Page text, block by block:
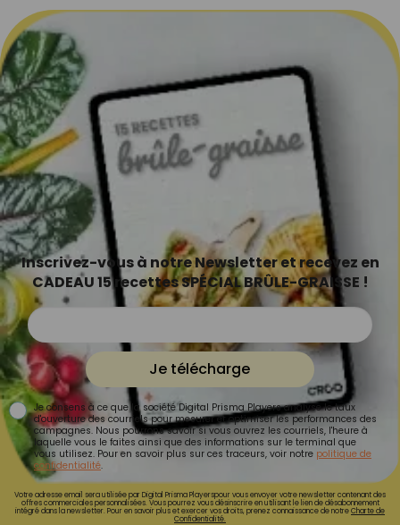
Inscrivez-vous à notre Newsletter et recevez en
CADEAU 15 recettes SPÉCIAL BRÛLE-GRAISSE !
Je télécharge
Je consens à ce que la société Digital Prisma Players analyse le taux
d'ouverture des courriels pour mesurer et optimiser les performances des
campagnes. Nous pourrons savoir si vous ouvrez les courriels, l'heure à
laquelle vous le faites ainsi que des informations sur le terminal que
vous utilisez. Pour en savoir plus sur ces traceurs, voir notre politique de
confidentialité.
Votre adresse email sera utilisée par Digital Prisma Playerspour vous envoyer votre newsletter contenant des
offres commerciales personnalisées. Vous pourrez vous désinscrire en utilisant le lien de désabonnement
intégré dans la newsletter. Pour en savoir plus et exercer vos droits, prenez connaissance de notreCharte de
Confidentialité.